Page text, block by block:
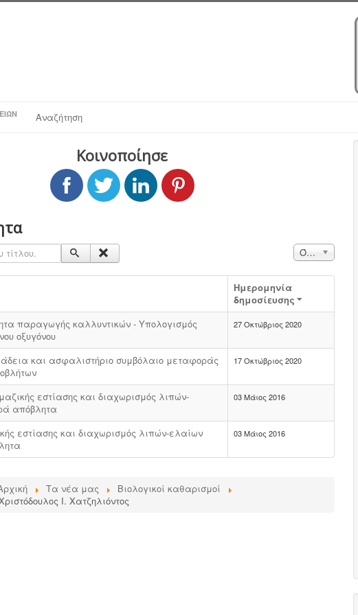
Αναζήτηση
Κοινοποίησε
Εμφάνιση #
Όλα
Ημερομηνία
δημοσίευσης
παραγωγής καλλυντικών - Υπολογισμός
οξυγόνου
27 Οκτώβριος 2020
άδεια και ασφαλιστήριο συμβόλαιο μεταφοράς
17 Οκτώβριος 2020
εστίασης και διαχωρισμός λιπών-
απόβλητα
03 Μάιος 2016
εστίασης και διαχωρισμός λιπών-ελαίων
03 Μάιος 2016
Τα νέα μας
Βιολογικοί καθαρισμοί
Ι. Χατζηλιόντος